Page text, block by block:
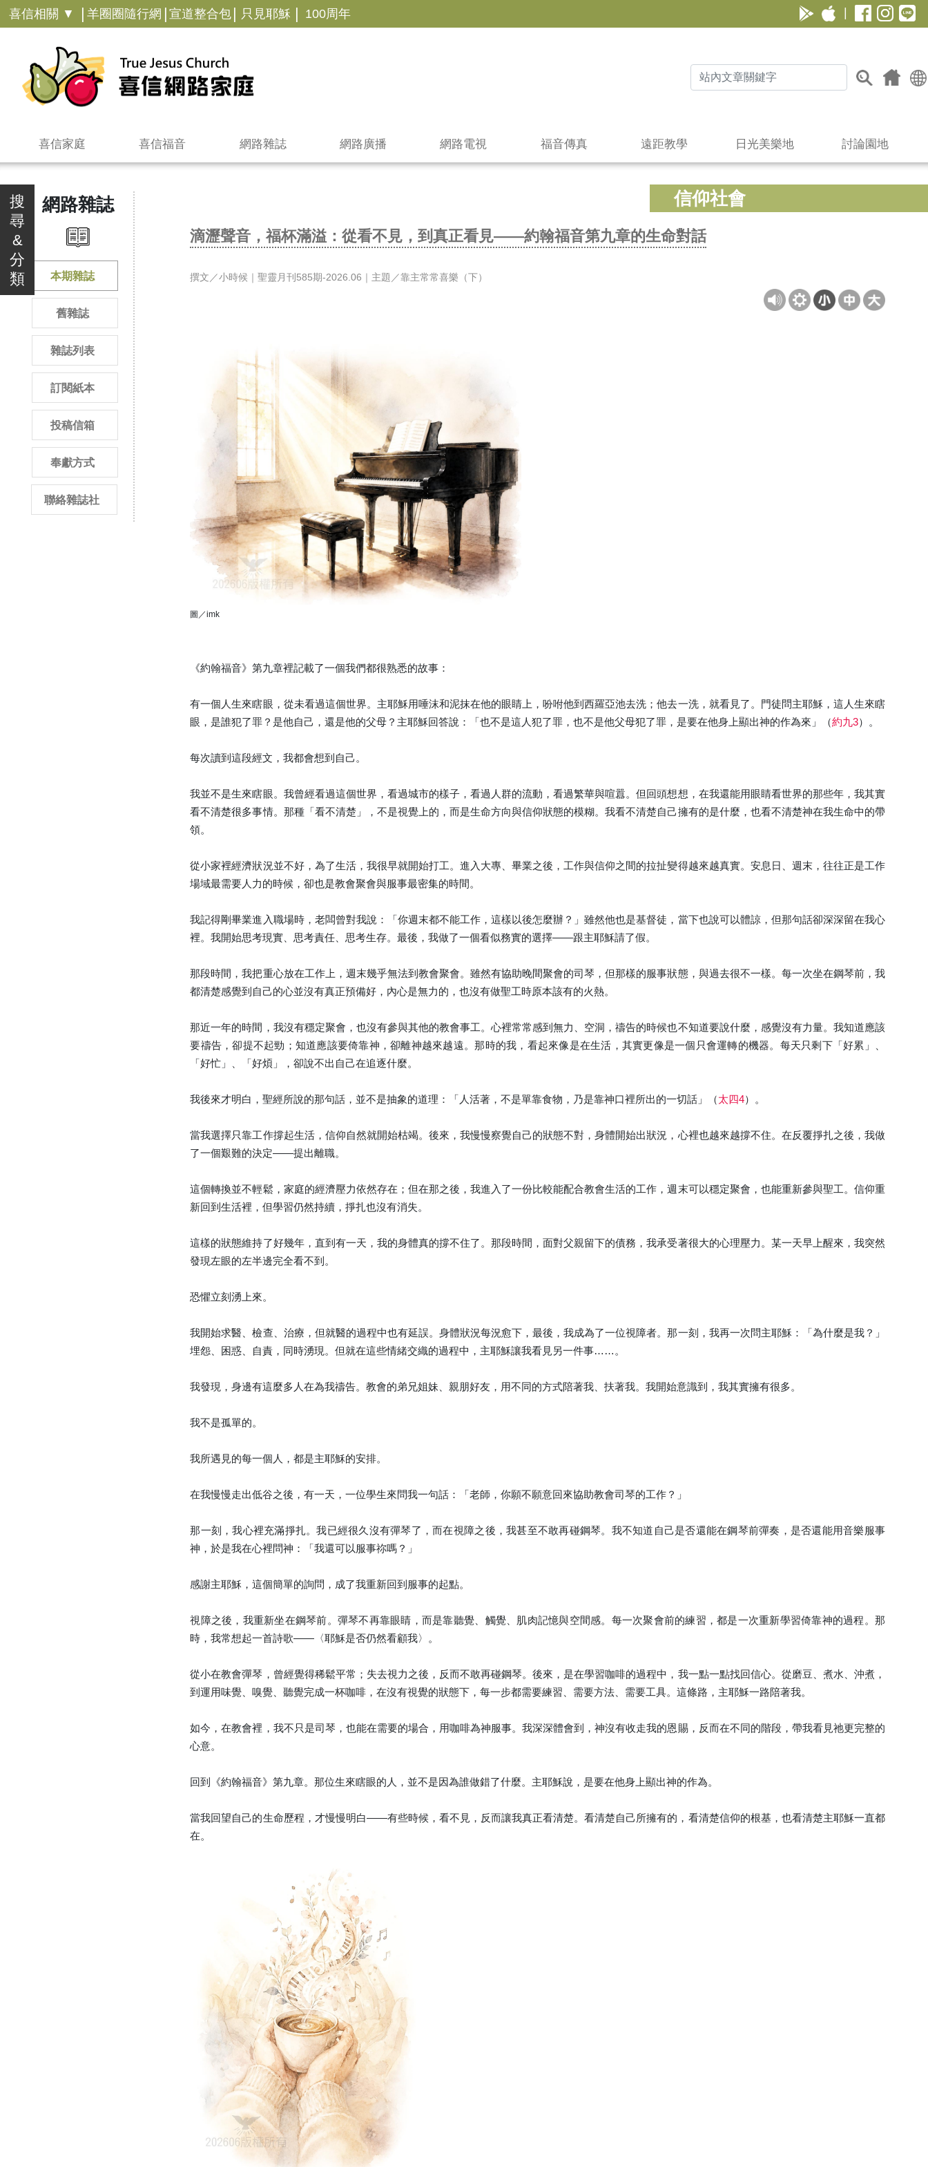
喜信相關 ▼ | 羊圈圈隨行網 | 宣道整合包 | 只見耶穌 | 100周年
喜信家庭 喜信福音 網路雜誌 網路廣播 網路電視 福音傳真 遠距教學 日光美樂地 討論園地
信仰社會
搜
尋
&
分
類
網路雜誌
本期雜誌
舊雜誌
雜誌列表
訂閱紙本
投稿信箱
奉獻方式
聯絡雜誌社
滴瀝聲音，福杯滿溢：從看不見，到真正看見——約翰福音第九章的生命對話
撰文／小時候｜聖靈月刊585期-2026.06｜主題／靠主常常喜樂（下）
圖／imk
《約翰福音》第九章裡記載了一個我們都很熟悉的故事：
有一個人生來瞎眼，從未看過這個世界。主耶穌用唾沫和泥抹在他的眼睛上，吩咐他到西羅亞池去洗；他去一洗，就看見了。門徒問主耶穌，這人生來瞎
眼，是誰犯了罪？是他自己，還是他的父母？主耶穌回答說：「也不是這人犯了罪，也不是他父母犯了罪，是要在他身上顯出神的作為來」（約九3）。
每次讀到這段經文，我都會想到自己。
我並不是生來瞎眼。我曾經看過這個世界，看過城市的樣子，看過人群的流動，看過繁華與喧囂。但回頭想想，在我還能用眼睛看世界的那些年，我其實
看不清楚很多事情。那種「看不清楚」，不是視覺上的，而是生命方向與信仰狀態的模糊。我看不清楚自己擁有的是什麼，也看不清楚神在我生命中的帶
領。
從小家裡經濟狀況並不好，為了生活，我很早就開始打工。進入大專、畢業之後，工作與信仰之間的拉扯變得越來越真實。安息日、週末，往往正是工作
場域最需要人力的時候，卻也是教會聚會與服事最密集的時間。
我記得剛畢業進入職場時，老闆曾對我說：「你週末都不能工作，這樣以後怎麼辦？」雖然他也是基督徒，當下也說可以體諒，但那句話卻深深留在我心
裡。我開始思考現實、思考責任、思考生存。最後，我做了一個看似務實的選擇——跟主耶穌請了假。
那段時間，我把重心放在工作上，週末幾乎無法到教會聚會。雖然有協助晚間聚會的司琴，但那樣的服事狀態，與過去很不一樣。每一次坐在鋼琴前，我
都清楚感覺到自己的心並沒有真正預備好，內心是無力的，也沒有做聖工時原本該有的火熱。
那近一年的時間，我沒有穩定聚會，也沒有參與其他的教會事工。心裡常常感到無力、空洞，禱告的時候也不知道要說什麼，感覺沒有力量。我知道應該
要禱告，卻提不起勁；知道應該要倚靠神，卻離神越來越遠。那時的我，看起來像是在生活，其實更像是一個只會運轉的機器。每天只剩下「好累」、
「好忙」、「好煩」，卻說不出自己在追逐什麼。
我後來才明白，聖經所說的那句話，並不是抽象的道理：「人活著，不是單靠食物，乃是靠神口裡所出的一切話」（太四4）。
當我選擇只靠工作撐起生活，信仰自然就開始枯竭。後來，我慢慢察覺自己的狀態不對，身體開始出狀況，心裡也越來越撐不住。在反覆掙扎之後，我做
了一個艱難的決定——提出離職。
這個轉換並不輕鬆，家庭的經濟壓力依然存在；但在那之後，我進入了一份比較能配合教會生活的工作，週末可以穩定聚會，也能重新參與聖工。信仰重
新回到生活裡，但學習仍然持續，掙扎也沒有消失。
這樣的狀態維持了好幾年，直到有一天，我的身體真的撐不住了。那段時間，面對父親留下的債務，我承受著很大的心理壓力。某一天早上醒來，我突然
發現左眼的左半邊完全看不到。
恐懼立刻湧上來。
我開始求醫、檢查、治療，但就醫的過程中也有延誤。身體狀況每況愈下，最後，我成為了一位視障者。那一刻，我再一次問主耶穌：「為什麼是我？」
埋怨、困惑、自責，同時湧現。但就在這些情緒交織的過程中，主耶穌讓我看見另一件事……。
我發現，身邊有這麼多人在為我禱告。教會的弟兄姐妹、親朋好友，用不同的方式陪著我、扶著我。我開始意識到，我其實擁有很多。
我不是孤單的。
我所遇見的每一個人，都是主耶穌的安排。
在我慢慢走出低谷之後，有一天，一位學生來問我一句話：「老師，你願不願意回來協助教會司琴的工作？」
那一刻，我心裡充滿掙扎。我已經很久沒有彈琴了，而在視障之後，我甚至不敢再碰鋼琴。我不知道自己是否還能在鋼琴前彈奏，是否還能用音樂服事
神，於是我在心裡問神：「我還可以服事祢嗎？」
感謝主耶穌，這個簡單的詢問，成了我重新回到服事的起點。
視障之後，我重新坐在鋼琴前。彈琴不再靠眼睛，而是靠聽覺、觸覺、肌肉記憶與空間感。每一次聚會前的練習，都是一次重新學習倚靠神的過程。那
時，我常想起一首詩歌——〈耶穌是否仍然看顧我〉。
從小在教會彈琴，曾經覺得稀鬆平常；失去視力之後，反而不敢再碰鋼琴。後來，是在學習咖啡的過程中，我一點一點找回信心。從磨豆、煮水、沖煮，
到運用味覺、嗅覺、聽覺完成一杯咖啡，在沒有視覺的狀態下，每一步都需要練習、需要方法、需要工具。這條路，主耶穌一路陪著我。
如今，在教會裡，我不只是司琴，也能在需要的場合，用咖啡為神服事。我深深體會到，神沒有收走我的恩賜，反而在不同的階段，帶我看見祂更完整的
心意。
回到《約翰福音》第九章。那位生來瞎眼的人，並不是因為誰做錯了什麼。主耶穌說，是要在他身上顯出神的作為。
當我回望自己的生命歷程，才慢慢明白——有些時候，看不見，反而讓我真正看清楚。看清楚自己所擁有的，看清楚信仰的根基，也看清楚主耶穌一直都
在。